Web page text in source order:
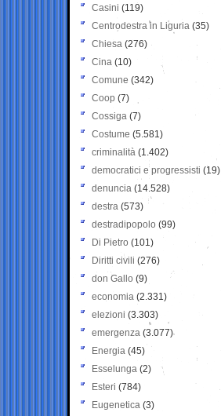
Casini (119)
Centrodestra in Liguria (35)
Chiesa (276)
Cina (10)
Comune (342)
Coop (7)
Cossiga (7)
Costume (5.581)
criminalità (1.402)
democratici e progressisti (19)
denuncia (14.528)
destra (573)
destradipopolo (99)
Di Pietro (101)
Diritti civili (276)
don Gallo (9)
economia (2.331)
elezioni (3.303)
emergenza (3.077)
Energia (45)
Esselunga (2)
Esteri (784)
Eugenetica (3)